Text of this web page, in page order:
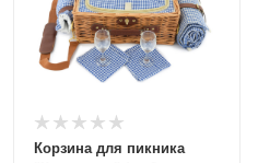
Корзина для пикника